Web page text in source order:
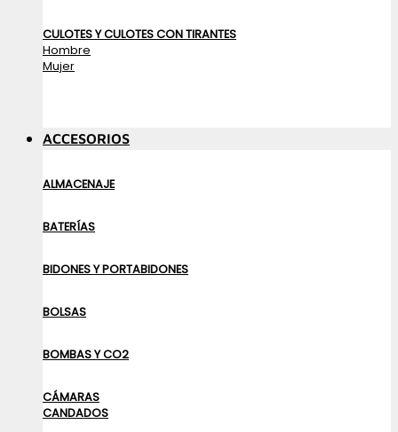
CULOTES Y CULOTES CON TIRANTES
Hombre
Mujer
ACCESORIOS
ALMACENAJE
BATERÍAS
BIDONES Y PORTABIDONES
BOLSAS
BOMBAS Y CO2
CÁMARAS
CANDADOS